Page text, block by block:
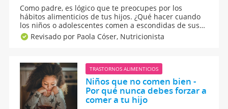
Como padre, es lógico que te preocupes por los
hábitos alimenticios de tus hijos. ¿Qué hacer cuando
los niños o adolescentes comen a escondidas de sus
padres? ¿Es preocupante que mi hijo esconda la
comida en su cuarto? Hablamos con la nutricionista
Revisado por Paola Cóser, Nutricionista
TRASTORNOS ALIMENTICIOS
Niños que no comen bien -
Por qué nunca debes forzar a
comer a tu hijo